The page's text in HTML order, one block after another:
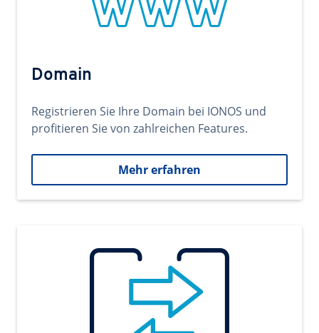
Domain
Registrieren Sie Ihre Domain bei IONOS und
profitieren Sie von zahlreichen Features.
Mehr erfahren